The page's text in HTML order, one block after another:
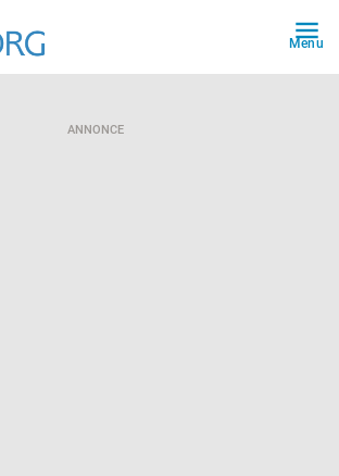
Menu
ANNONCE